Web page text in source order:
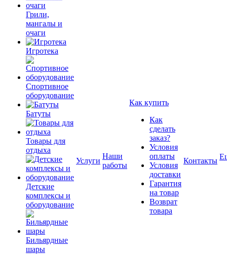
Грили,
мангалы и
очаги
Игротека
Спортивное
оборудование
Батуты
Товары для
отдыха
Детские
комплексы и
оборудование
Бильярдные
шары
Услуги
Наши
работы
Как купить
Как
сделать
заказ?
Условия
оплаты
Условия
доставки
Гарантия
на товар
Возврат
товара
Контакты